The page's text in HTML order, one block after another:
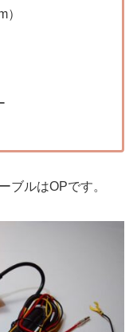
ブルはOPです。